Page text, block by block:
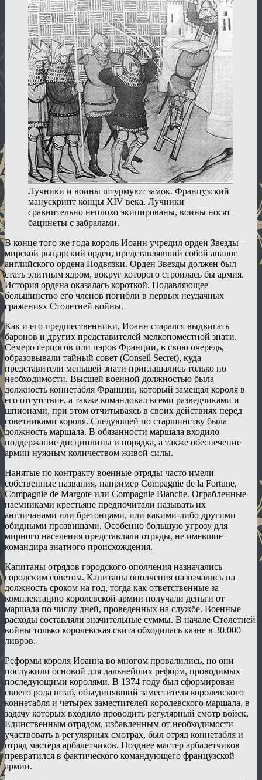
Лучники и воины штурмуют замок. Французский
манускрипт концы XIV века. Лучники
сравнительно неплохо экипированы, воины носят
бацинеты с забралами.
В конце того же года король Иоанн учредил орден Звезды –
мирской рыцарский орден, представлявший собой аналог
английского ордена Подвязки. Орден Звезды должен был
стать элитным ядром, вокруг которого строилась бы армия.
История ордена оказалась короткой. Подавляющее
большинство его членов погибли в первых неудачных
сражениях Столетней войны.
Как и его предшественники, Иоанн старался выдвигать
баронов и других представителей мелкопоместной знати.
Семеро герцогов или пэров Франции, в свою очередь,
образовывали тайный совет (Conseil Secret), куда
представители меньшей знати приглашались только по
необходимости. Высшей военной должностью была
должность коннетабля Франции, который замещал короля в
его отсутствие, а также командовал всеми разведчиками и
шпионами, при этом отчитываясь в своих действиях перед
советниками короля. Следующей по старшинству была
должность маршала. В обязанности маршала входило
поддержание дисциплины и порядка, а также обеспечение
армии нужным количеством живой силы.
Нанятые по контракту военные отряды часто имели
собственные названия, например Compagnie de la Fortune,
Compagnie de Margote или Compagnie Blanche. Ограбленные
наемниками крестьяне предпочитали называть их
англичанами или бретонцами, или какими-либо другими
обидными прозвищами. Особенно большую угрозу для
мирного населения представляли отряды, не имевшие
командира знатного происхождения.
Капитаны отрядов городского ополчения назначались
городским советом. Капитаны ополчения назначались на
должность сроком на год, тогда как ответственные за
комплектацию королевской армии получали деньги от
маршала по числу дней, проведенных на службе. Военные
расходы составляли значительные суммы. В начале Столетней
войны только королевская свита обходилась казне в 30.000
ливров.
Реформы короля Иоанна во многом провалились, но они
послужили основой для дальнейших реформ, проводимых
последующими королями. В 1374 году был сформирован
своего рода штаб, объединявший заместителя королевского
коннетабля и четырех заместителей королевского маршала, в
задачу которых входило проводить регулярный смотр войск.
Единственным отрядом, избавленным от необходимости
участвовать в регулярных смотрах, был отряд коннетабля и
отряд мастера арбалетчиков. Позднее мастер арбалетчиков
превратился в фактического командующего французской
армии.